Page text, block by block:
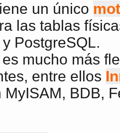
un único
las tablas
PostgreSQL.
mucho más
entre ellos
MyISAM, BDB,